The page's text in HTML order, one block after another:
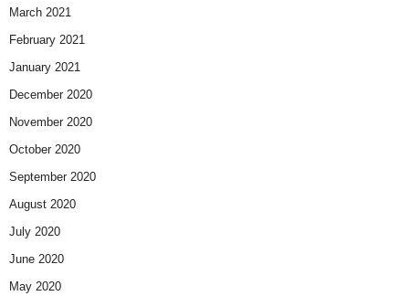
March 2021
February 2021
January 2021
December 2020
November 2020
October 2020
September 2020
August 2020
July 2020
June 2020
May 2020